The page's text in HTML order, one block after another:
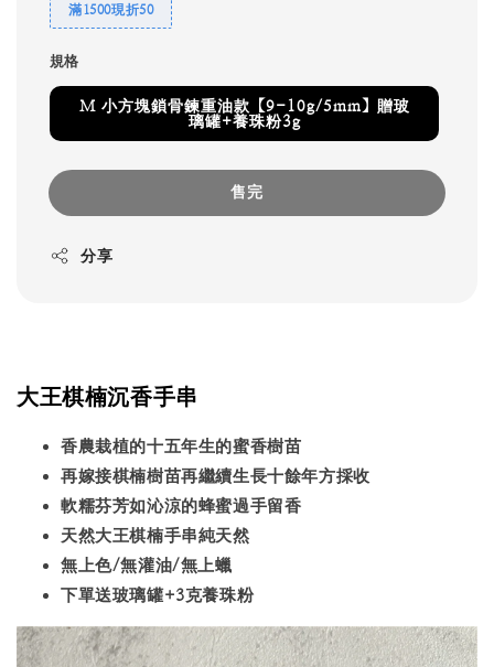
滿1500現折50
規格
M 小方塊鎖骨鍊重油款【9-10g/5mm】贈玻
璃罐+養珠粉3g
售完
分享
大王棋楠沉香手串
香農栽植的十五年生的蜜香樹苗
再嫁接棋楠樹苗再繼續生長十餘年方採收
軟糯芬芳如沁涼的蜂蜜過手留香
天然大王棋楠手串純天然
無上色/無灌油/無上蠟
下單送玻璃罐+3克養珠粉